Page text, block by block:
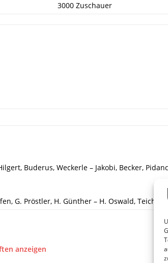
3000 Zuschauer
Buderus, Weckerle – Jakobi, Becker,
G. Pröstler, H. Günther – H. Oswald,
anzeigen